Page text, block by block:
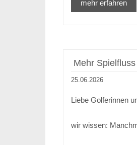
mehr erfahren
Mehr
25.06.2026
Liebe Golferinnen
wir wissen: